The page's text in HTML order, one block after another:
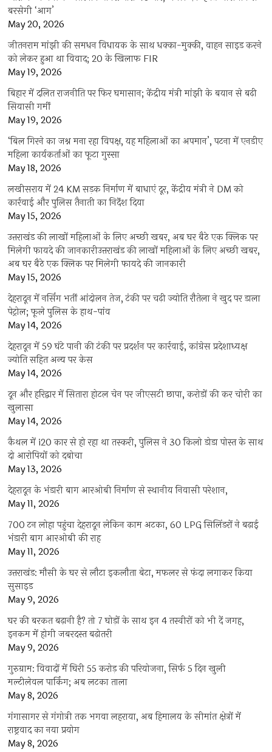
बरसेगी ‘आग’
May 20, 2026
जीतनराम मांझी की समधन विधायक के साथ धक्का-मुक्की, वाहन साइड करने
को लेकर हुआ था विवाद; 20 के खिलाफ FIR
May 19, 2026
बिहार में दलित राजनीति पर फिर घमासान; केंद्रीय मंत्री मांझी के बयान से बढ़ी
सियासी गर्मी
May 19, 2026
‘बिल गिरने का जश्न मना रहा विपक्ष, यह महिलाओं का अपमान’, पटना में एनडीए
महिला कार्यकर्ताओं का फूटा गुस्सा
May 18, 2026
लखीसराय में 24 KM सड़क निर्माण में बाधाएं दूर, केंद्रीय मंत्री ने DM को
कार्रवाई और पुलिस तैनाती का निर्देश दिया
May 15, 2026
उत्तराखंड की लाखों महिलाओं के लिए अच्छी खबर, अब घर बैठे एक क्लिक पर
मिलेगी फायदे की जानकारीउत्तराखंड की लाखों महिलाओं के लिए अच्छी खबर,
अब घर बैठे एक क्लिक पर मिलेगी फायदे की जानकारी
May 15, 2026
देहरादून में नर्सिंग भर्ती आंदोलन तेज, टंकी पर चढ़ी ज्योति रौतेला ने खुद पर डाला
पेट्रोल; फूले पुलिस के हाथ-पांव
May 14, 2026
देहरादून में 59 घंटे पानी की टंकी पर प्रदर्शन पर कार्रवाई, कांग्रेस प्रदेशाध्यक्ष
ज्योति सहित अन्य पर केस
May 14, 2026
दून और हरिद्वार में सितारा होटल चेन पर जीएसटी छापा, करोड़ों की कर चोरी का
खुलासा
May 14, 2026
कैथल में i20 कार से हो रहा था तस्करी, पुलिस ने 30 किलो डोडा पोस्त के साथ
दो आरोपियों को दबोचा
May 13, 2026
देहरादून के भंडारी बाग आरओबी निर्माण से स्थानीय निवासी परेशान,
May 11, 2026
700 टन लोहा पहुंचा देहरादून लेकिन काम अटका, 60 LPG सिलिंडरों ने बढ़ाई
भंडारी बाग आरओबी की राह
May 11, 2026
उत्तराखंड: मौसी के घर से लौटा इकलौता बेटा, मफलर से फंदा लगाकर किया
सुसाइड
May 9, 2026
घर की बरकत बढ़ानी है? तो 7 घोड़ों के साथ इन 4 तस्वीरों को भी दें जगह,
इनकम में होगी जबरदस्त बढ़ोतरी
May 9, 2026
गुरुग्राम: विवादों में घिरी 55 करोड़ की परियोजना, सिर्फ 5 दिन खुली
मल्टीलेवल पार्किंग; अब लटका ताला
May 8, 2026
गंगासागर से गंगोत्री तक भगवा लहराया, अब हिमालय के सीमांत क्षेत्रों में
राष्ट्रवाद का नया प्रयोग
May 8, 2026